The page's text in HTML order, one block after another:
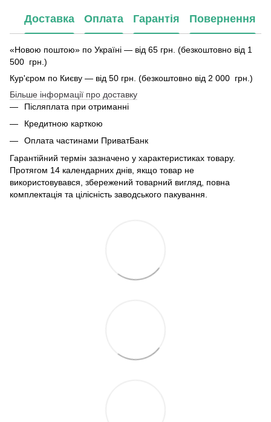
Доставка Оплата Гарантія Повернення
«Новою поштою» по Україні — від 65 грн. (безкоштовно від 1
500 грн.)
Кур'єром по Києву — від 50 грн. (безкоштовно від 2 000 грн.)
Більше інформації про доставку
Післяплата при отриманні
Кредитною карткою
Оплата частинами ПриватБанк
Гарантійний термін зазначено у характеристиках товару.
Протягом 14 календарних днів, якщо товар не
використовувався, збережений товарний вигляд, повна
комплектація та цілісність заводського пакування.